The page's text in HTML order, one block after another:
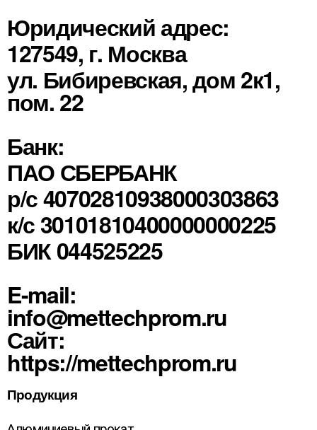
Юридический адрес:
127549, г. Москва
ул. Бибиревская, дом 2к1,
пом. 22
Банк:
ПАО СБЕРБАНК
р/с 40702810938000303863
к/с 30101810400000000225
БИК 044525225
E-mail:
info@mettechprom.ru
Сайт:
https://mettechprom.ru
Продукция